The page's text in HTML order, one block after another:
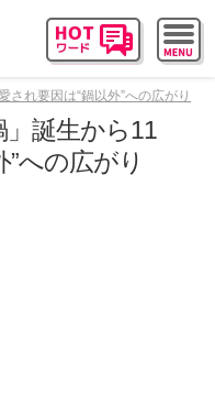
れ要因は“鍋以外”への広がり
誕生から11
への広がり